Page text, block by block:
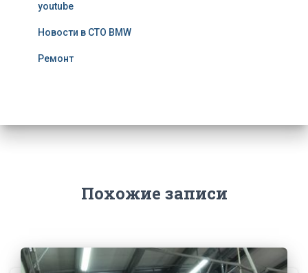
youtube
Новости в СТО BMW
Ремонт
Похожие записи